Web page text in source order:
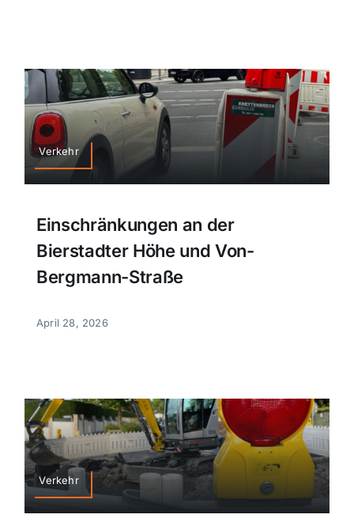
Verkehr
Einschränkungen an der
Bierstadter Höhe und Von-
Bergmann-Straße
April 28, 2026
Verkehr